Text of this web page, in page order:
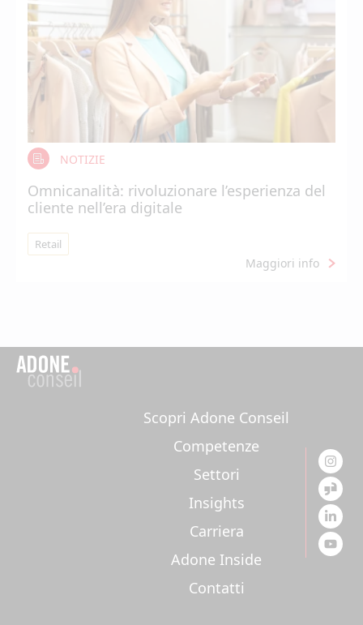
NOTIZIE
Omnicanalità: rivoluzionare l’esperienza del
cliente nell’era digitale
Retail
Maggiori info
Scopri Adone Conseil
Competenze
Settori
Insights
Carriera
Adone Inside
Contatti